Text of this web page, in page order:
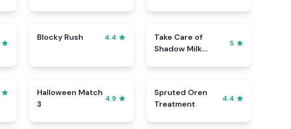
Blocky Rush 4.4
Take Care of
Shadow Milk
5
Halloween Match
3
4.9
Spruted Oren
Treatment
4.4